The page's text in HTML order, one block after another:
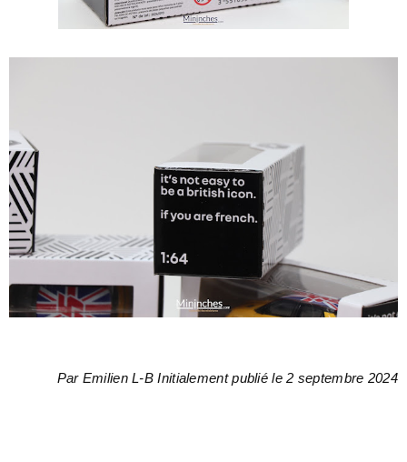
Par Emilien L-B Initialement publié le 2 septembre 2024